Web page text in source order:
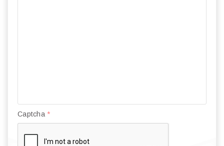
Captcha *